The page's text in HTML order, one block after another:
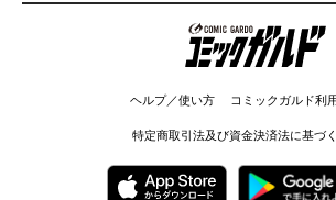
コミックガルド
ヘルプ／使い方 コミックガルド利
特定商取引法及び資金決済法に基づ